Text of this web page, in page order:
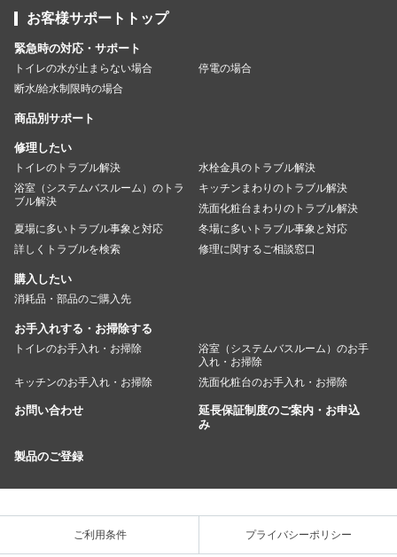
お客様サポートトップ
緊急時の対応・サポート
トイレの水が止まらない場合
停電の場合
断水/給水制限時の場合
商品別サポート
修理したい
トイレのトラブル解決
水栓金具のトラブル解決
浴室（システムバスルーム）のトラ
ブル解決
キッチンまわりのトラブル解決
洗面化粧台まわりのトラブル解決
夏場に多いトラブル事象と対応
冬場に多いトラブル事象と対応
詳しくトラブルを検索
修理に関するご相談窓口
購入したい
消耗品・部品のご購入先
お手入れする・お掃除する
トイレのお手入れ・お掃除
浴室（システムバスルーム）のお手
入れ・お掃除
キッチンのお手入れ・お掃除
洗面化粧台のお手入れ・お掃除
お問い合わせ
延長保証制度のご案内・お申込
み
製品のご登録
ご利用条件 プライバシーポリシー